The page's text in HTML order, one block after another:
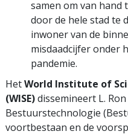
samen om van hand
door de hele stad te
inwoner van de
misdaadcijfer onder
pandemie.
HetWorld Institute of
(WISE)dissemineert L.
Bestuurstechnologie
voortbestaan en de